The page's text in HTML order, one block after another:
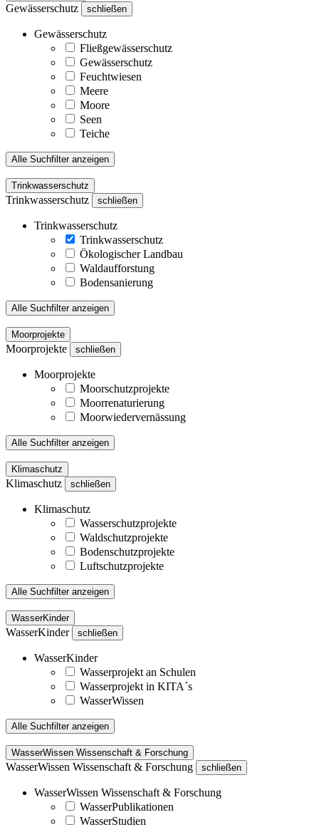
Gewässerschutz schließen
Gewässerschutz
Fließgewässerschutz
Gewässerschutz
Feuchtwiesen
Meere
Moore
Seen
Teiche
Alle Suchfilter anzeigen
Trinkwasserschutz
Trinkwasserschutz schließen
Trinkwasserschutz
Trinkwasserschutz
Ökologischer Landbau
Waldaufforstung
Bodensanierung
Alle Suchfilter anzeigen
Moorprojekte
Moorprojekte schließen
Moorprojekte
Moorschutzprojekte
Moorrenaturierung
Moorwiedervernässung
Alle Suchfilter anzeigen
Klimaschutz
Klimaschutz schließen
Klimaschutz
Wasserschutzprojekte
Waldschutzprojekte
Bodenschutzprojekte
Luftschutzprojekte
Alle Suchfilter anzeigen
WasserKinder
WasserKinder schließen
WasserKinder
Wasserprojekt an Schulen
Wasserprojekt in KITA´s
WasserWissen
Alle Suchfilter anzeigen
WasserWissen Wissenschaft & Forschung
WasserWissen Wissenschaft & Forschung schließen
WasserWissen Wissenschaft & Forschung
WasserPublikationen
WasserStudien